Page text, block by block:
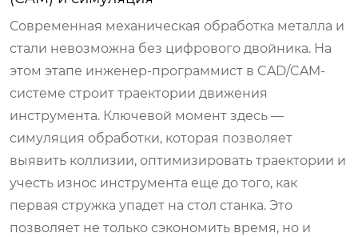
Современная механическая обработка металла и
стали невозможна без цифрового двойника. На
этом этапе инженер-программист в CAD/CAM-
системе строит траектории движения
инструмента. Ключевой момент здесь —
симуляция обработки, которая позволяет
выявить коллизии, оптимизировать траектории и
учесть износ инструмента еще до того, как
первая стружка упадет на стол станка. Это
позволяет не только сэкономить время, но и